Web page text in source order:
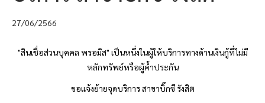
27/06/2566
"สินเชื่อส่วนบุคคล พรอมิส" เป็นหนึ่งในผู้ให้บริการทางด้านเงินกู้ที่ไม่มี
หลักทรัพย์หรือผู้ค้ำประกัน
ขอแจ้งย้ายจุดบริการ สาขาบิ๊กซี รังสิต